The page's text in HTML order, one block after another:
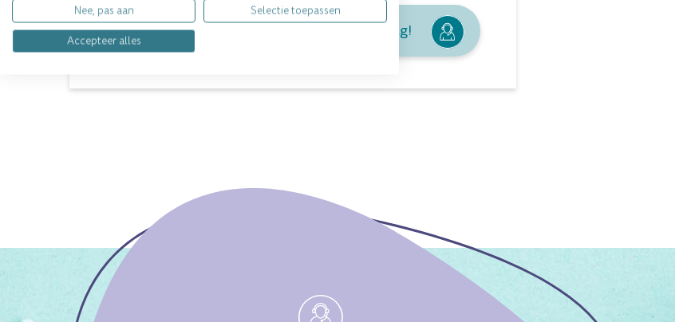
Vragen over dit product? Wij helpen je graag!
Nee, pas aan
Selectie toepassen
Accepteer alles